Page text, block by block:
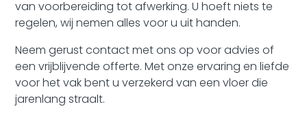
van voorbereiding tot afwerking. U hoeft niets te
regelen, wij nemen alles voor u uit handen.
Neem gerust contact met ons op voor advies of
een vrijblijvende offerte. Met onze ervaring en liefde
voor het vak bent u verzekerd van een vloer die
jarenlang straalt.